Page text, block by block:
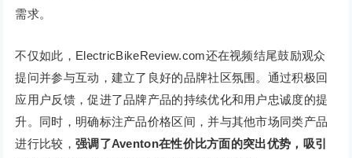
需求。
不仅如此，ElectricBikeReview.com还在视频结尾鼓励观众
提问并参与互动，建立了良好的品牌社区氛围。通过积极回
应用户反馈，促进了品牌产品的持续优化和用户忠诚度的提
升。同时，明确标注产品价格区间，并与其他市场同类产品
进行比较， 强调了Aventon在性价比方面的突出优势，吸引